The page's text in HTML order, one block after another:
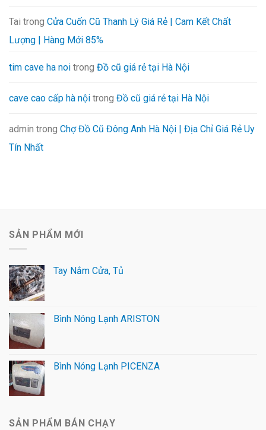
Tai trong Cửa Cuốn Cũ Thanh Lý Giá Rẻ | Cam Kết Chất
Lượng | Hàng Mới 85%
tim cave ha noi trong Đồ cũ giá rẻ tại Hà Nội
cave cao cấp hà nội trong Đồ cũ giá rẻ tại Hà Nội
admin trong Chợ Đồ Cũ Đông Anh Hà Nội | Địa Chỉ Giá Rẻ Uy
Tín Nhất
SẢN PHẨM MỚI
Tay Nắm Cửa, Tủ
Bình Nóng Lạnh ARISTON
Bình Nóng Lạnh PICENZA
SẢN PHẨM BÁN CHẠY